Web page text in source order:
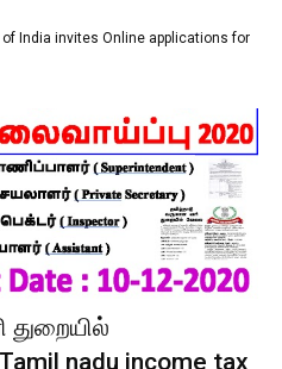
India invites Online applications for
துறையில்
nadu income tax